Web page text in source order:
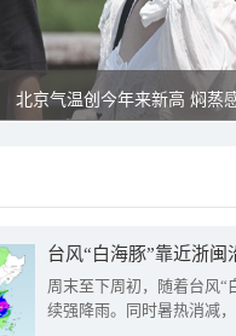
北京气温创今年来新高 焖蒸
台风“白海豚”靠近浙
周末至下周初，随着台风“
续强降雨。同时暑热消减